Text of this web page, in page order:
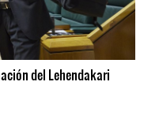
del Lehendakari